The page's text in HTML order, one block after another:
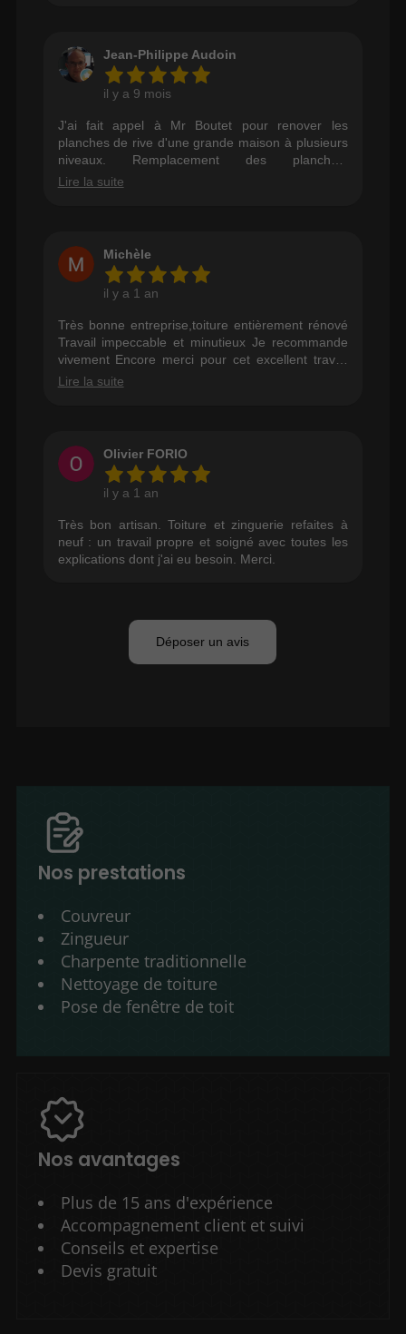
Nos prestations
Couvreur
Zingueur
Charpente traditionnelle
Nettoyage de toiture
Pose de fenêtre de toit
Nos avantages
Plus de 15 ans d'expérience
Accompagnement client et suivi
Conseils et expertise
Devis gratuit